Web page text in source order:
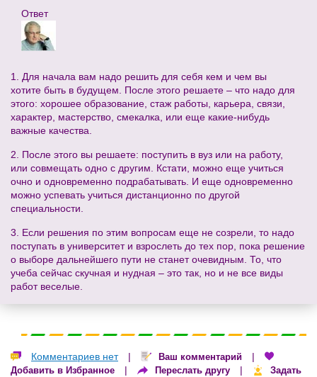
Ответ
1. Для начала вам надо решить для себя кем и чем вы
хотите быть в будущем. После этого решаете – что надо для
этого: хорошее образование, стаж работы, карьера, связи,
характер, мастерство, смекалка, или еще какие-нибудь
важные качества.
2. После этого вы решаете: поступить в вуз или на работу,
или совмещать одно с другим. Кстати, можно еще учиться
очно и одновременно подрабатывать. И еще одновременно
можно успевать учиться дистанционно по другой
специальности.
3. Если решения по этим вопросам еще не созрели, то надо
поступать в университет и взрослеть до тех пор, пока решение
о выборе дальнейшего пути не станет очевидным. То, что
учеба сейчас скучная и нудная – это так, но и не все виды
работ веселые.
Комментариев нет | Ваш комментарий |
Добавить в Избранное | Переслать другу |
Задать